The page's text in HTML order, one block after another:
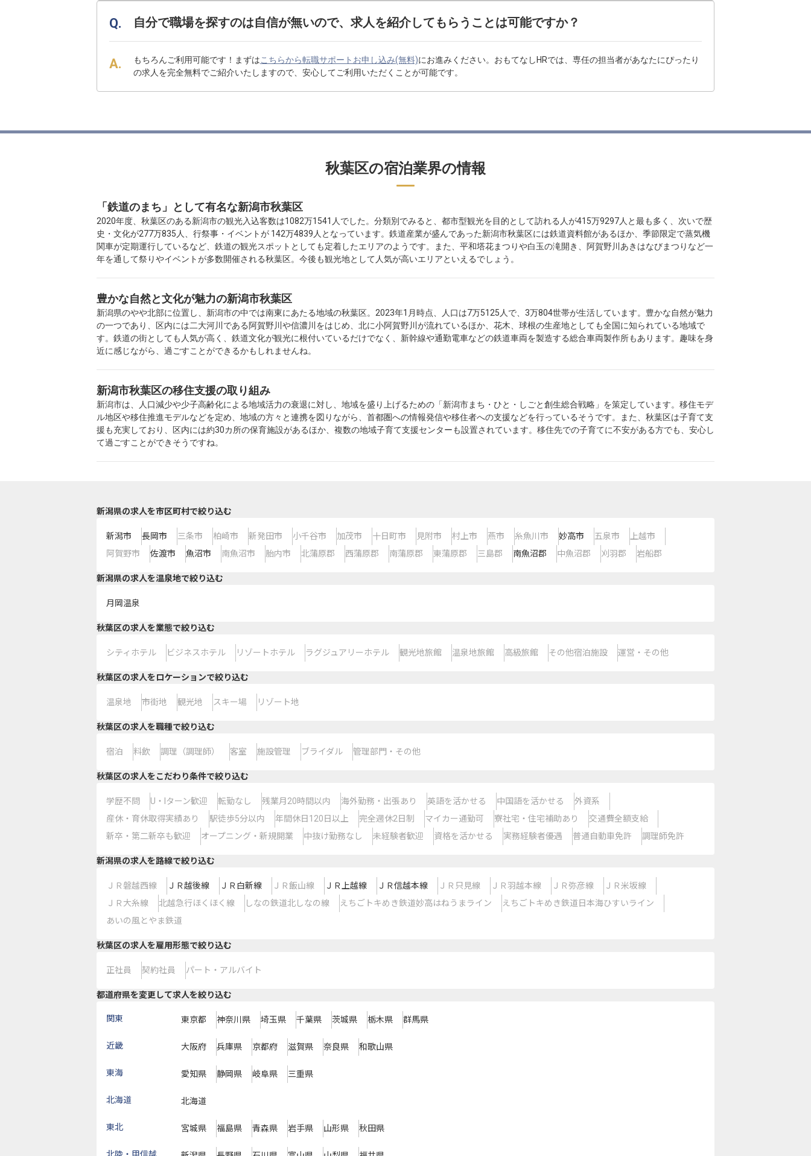
自分で職場を探すのは自信が無いので、求人を紹介してもらうことは可能ですか？
もちろんご利用可能です！まずはこちらから転職サポートお申し込み(無料)にお進みください。おもてなしHRでは、専任の担当者があなたにぴったり
の求人を完全無料でご紹介いたしますので、安心してご利用いただくことが可能です。
秋葉区の宿泊業界の情報
「鉄道のまち」として有名な新潟市秋葉区
2020年度、秋葉区のある新潟市の観光入込客数は1082万1541人でした。分類別でみると、都市型観光を目的として訪れる人が415万9297人と最も多く、次いで歴
史・文化が277万835人、行祭事・イベントが 142万4839人となっています。鉄道産業が盛んであった新潟市秋葉区には鉄道資料館があるほか、季節限定で蒸気機
関車が定期運行しているなど、鉄道の観光スポットとしても定着したエリアのようです。また、平和塔花まつりや白玉の滝開き、阿賀野川あきはなびまつりなど一
年を通して祭りやイベントが多数開催される秋葉区。今後も観光地として人気が高いエリアといえるでしょう。
豊かな自然と文化が魅力の新潟市秋葉区
新潟県のやや北部に位置し、新潟市の中では南東にあたる地域の秋葉区。2023年1月時点、人口は7万5125人で、3万804世帯が生活しています。豊かな自然が魅力
の一つであり、区内には二大河川である阿賀野川や信濃川をはじめ、北に小阿賀野川が流れているほか、花木、球根の生産地としても全国に知られている地域で
す。鉄道の街としても人気が高く、鉄道文化が観光に根付いているだけでなく、新幹線や通勤電車などの鉄道車両を製造する総合車両製作所もあります。趣味を身
近に感じながら、過ごすことができるかもしれませんね。
新潟市秋葉区の移住支援の取り組み
新潟市は、人口減少や少子高齢化による地域活力の衰退に対し、地域を盛り上げるための「新潟市まち・ひと・しごと創生総合戦略」を策定しています。移住モデ
ル地区や移住推進モデルなどを定め、地域の方々と連携を図りながら、首都圏への情報発信や移住者への支援などを行っているそうです。また、秋葉区は子育て支
援も充実しており、区内には約30カ所の保育施設があるほか、複数の地域子育て支援センターも設置されています。移住先での子育てに不安がある方でも、安心し
て過ごすことができそうですね。
新潟県の求人を市区町村で絞り込む
新潟市 長岡市 三条市 柏崎市 新発田市 小千谷市 加茂市 十日町市 見附市 村上市 燕市 糸魚川市 妙高市 五泉市
上越市
阿賀野市
佐渡市 魚沼市 南魚沼市 胎内市 北蒲原郡 西蒲原郡 南蒲原郡 東蒲原郡 三島郡 南魚沼郡 中魚沼郡 刈羽郡 岩船郡
新潟県の求人を温泉地で絞り込む
月岡温泉
秋葉区の求人を業態で絞り込む
シティホテル ビジネスホテル リゾートホテル ラグジュアリーホテル 観光地旅館 温泉地旅館 高級旅館 その他宿泊施設 運営・その他
秋葉区の求人をロケーションで絞り込む
温泉地 市街地 観光地 スキー場 リゾート地
秋葉区の求人を職種で絞り込む
宿泊 料飲 調理（調理師） 客室 施設管理 ブライダル 管理部門・その他
秋葉区の求人をこだわり条件で絞り込む
学歴不問 U・Iターン歓迎 転勤なし 残業月20時間以内 海外勤務・出張あり 英語を活かせる 中国語を活かせる
外資系
産休・育休取得実績あり
駅徒歩5分以内 年間休日120日以上 完全週休2日制 マイカー通勤可 寮社宅・住宅補助あり
交通費全額支給
新卒・第二新卒も歓迎
オープニング・新規開業 中抜け勤務なし 未経験者歓迎 資格を活かせる 実務経験者優遇 普通自動車免許 調理師免許
新潟県の求人を路線で絞り込む
ＪＲ磐越西線 ＪＲ越後線 ＪＲ白新線 ＪＲ飯山線 ＪＲ上越線 ＪＲ信越本線 ＪＲ只見線 ＪＲ羽越本線 ＪＲ弥彦線
ＪＲ米坂線
ＪＲ大糸線
北越急行ほくほく線 しなの鉄道北しなの線 えちごトキめき鉄道妙高はねうまライン
えちごトキめき鉄道日本海ひすいライン
あいの風とやま鉄道
秋葉区の求人を雇用形態で絞り込む
正社員 契約社員 パート・アルバイト
都道府県を変更して求人を絞り込む
関東 東京都 神奈川県 埼玉県 千葉県 茨城県 栃木県 群馬県
近畿 大阪府 兵庫県 京都府 滋賀県 奈良県 和歌山県
東海 愛知県 静岡県 岐阜県 三重県
北海道 北海道
東北 宮城県 福島県 青森県 岩手県 山形県 秋田県